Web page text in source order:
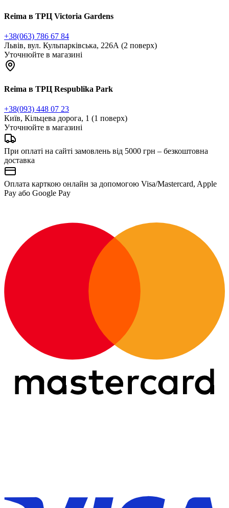
Reima в ТРЦ Victoria Gardens
+38(063) 786 67 84
Львів, вул. Кульпарківська, 226А (2 поверх)
Уточнюйте в магазині
Reima в ТРЦ Respublika Park
+38(093) 448 07 23
Київ, Кільцева дорога, 1 (1 поверх)
Уточнюйте в магазині
При оплаті на сайті замовлень від 5000 грн – безкоштовна
доставка
Оплата карткою онлайн за допомогою Visa/Mastercard, Apple
Pay або Google Pay